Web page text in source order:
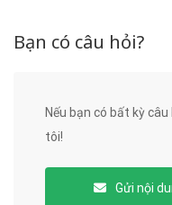
Bạn có câu hỏi?
Nếu bạn có bất kỳ
tôi!
Gửi nội